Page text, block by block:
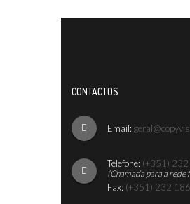
CONTACTOS
Email:
Telefone: (+351)
(Chamada para a rede
Fax: (+351) 232